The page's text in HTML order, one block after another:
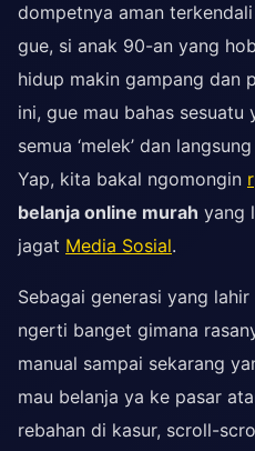
dompetnya aman
gue, si anak 90-an yang
hidup makin gampang dan
ini, gue mau bahas
semua ‘melek’ dan
Yap, kita bakal ngomongin
belanja online murah yang
jagat Media Sosial.
Sebagai generasi yang
ngerti banget gimana
manual sampai sekarang
mau belanja ya ke pasar
rebahan di kasur, scroll-